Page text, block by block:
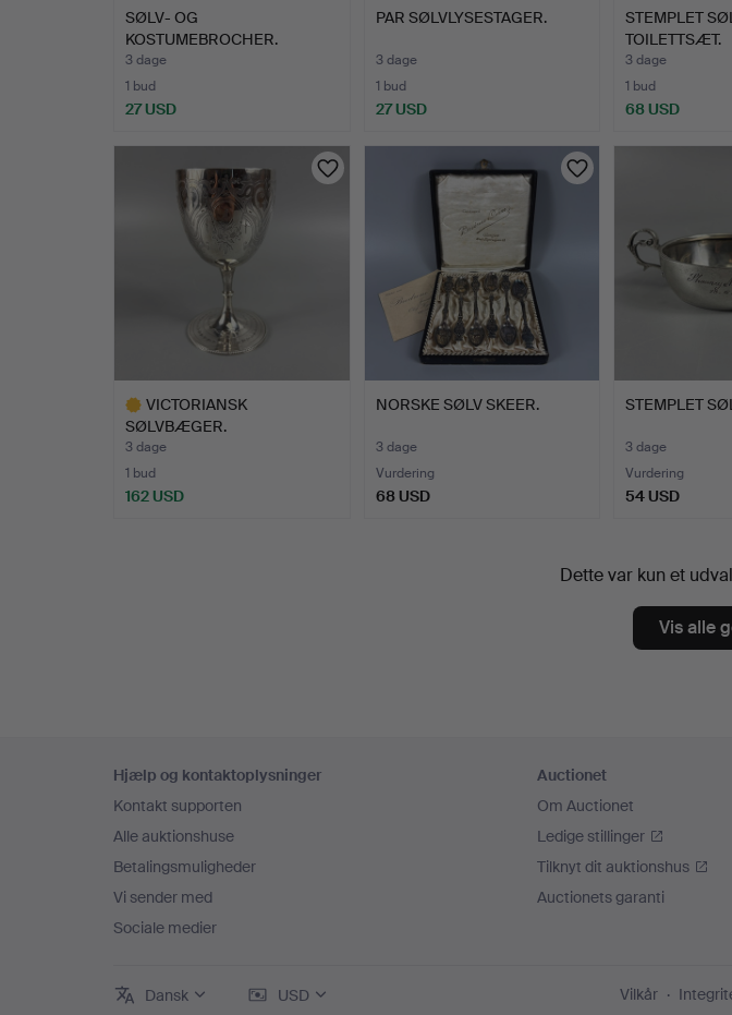
SØLV- OG
KOSTUMEBROCHER.
3 dage
1 bud
27 USD
PAR SØLVLYSESTAGER.
3 dage
1 bud
27 USD
STEMPLET
TOILETTSÆT.
3 dage
1 bud
68 USD
VICTORIANSK
SØLVBÆGER.
3 dage
1 bud
162 USD
NORSKE SØLV SKEER.
3 dage
Vurdering
68 USD
STEMPLET
3 dage
Vurdering
54 USD
Dette var kun et
Vis alle
Hjælp og kontaktoplysninger
Kontakt supporten
Alle auktionshuse
Betalingsmuligheder
Vi sender med
Sociale medier
Auctionet
Om Auctionet
Ledige stillinger
Tilknyt dit auktionshus
Auctionets garanti
Dansk USD Vilkår